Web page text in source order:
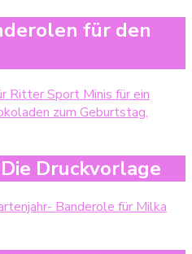
für den
Druckvorlage